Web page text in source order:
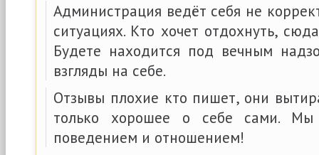
Администрация ведёт себя не
ситуациях. Кто хочет отдохнуть,
Будете находится под вечным
взгляды на себе.
Отзывы плохие кто пишет, они
только хорошее о себе сами.
поведением и отношением!